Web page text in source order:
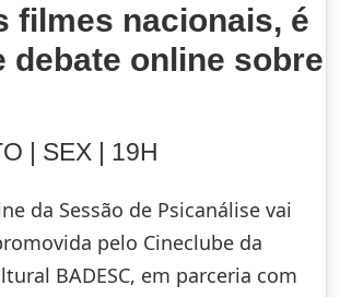
filmes nacionais, é
debate online sobre
| SEX | 19H
da Sessão de Psicanálise vai
pelo Cineclube da
BADESC, em parceria com